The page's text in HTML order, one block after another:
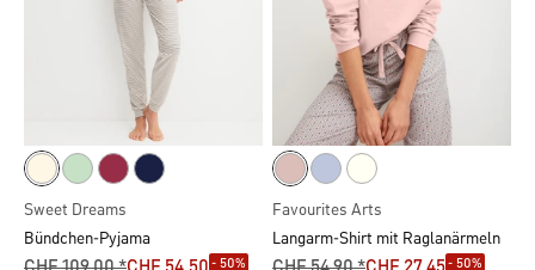
Sweet Dreams
Bündchen-Pyjama
- 50%
Favourites Arts
Langarm-Shirt mit Raglanärmeln
- 50%